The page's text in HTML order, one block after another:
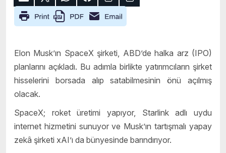
Elon Musk’ın SpaceX şirketi, ABD’de halka arz (IPO)
planlarını açıkladı. Bu adımla birlikte yatırımcıların şirket
hisselerini borsada alıp satabilmesinin önü açılmış
olacak.
SpaceX; roket üretimi yapıyor, Starlink adlı uydu
internet hizmetini sunuyor ve Musk’ın tartışmalı yapay
zekâ şirketi xAI’ı da bünyesinde barındırıyor.